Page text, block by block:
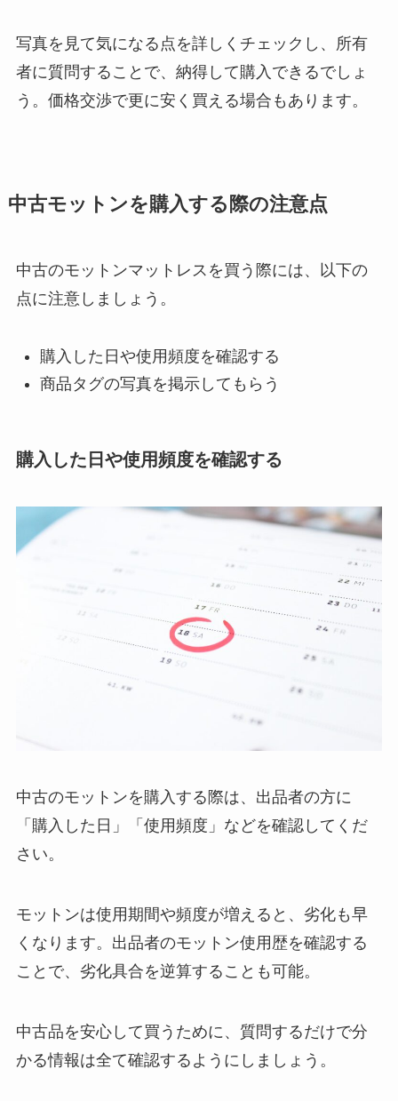
写真を見て気になる点を詳しくチェックし、所有
者に質問することで、納得して購入できるでしょ
う。価格交渉で更に安く買える場合もあります。
中古モットンを購入する際の注意点
中古のモットンマットレスを買う際には、以下の
点に注意しましょう。
購入した日や使用頻度を確認する
商品タグの写真を掲示してもらう
購入した日や使用頻度を確認する
中古のモットンを購入する際は、出品者の方に
「購入した日」「使用頻度」などを確認してくだ
さい。
モットンは使用期間や頻度が増えると、劣化も早
くなります。出品者のモットン使用歴を確認する
ことで、劣化具合を逆算することも可能。
中古品を安心して買うために、質問するだけで分
かる情報は全て確認するようにしましょう。